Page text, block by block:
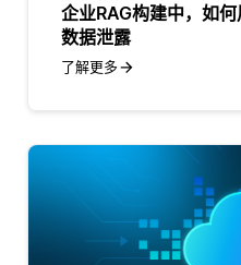
企业RAG构建中，如
数据泄露
了解更多